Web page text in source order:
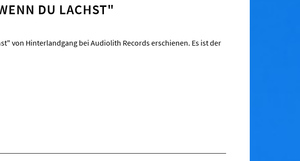
DU LACHST"
von Hinterlandgang bei Audiolith Records erschienen. Es ist der